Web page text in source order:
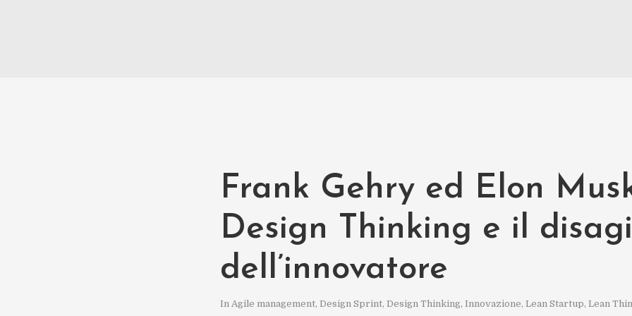
Frank Gehry ed Elon
Design Thinking e il
dell’innovatore
In Agile management, Design Sprint, Design Thinking, Innovazione, Lean Startup, Lean